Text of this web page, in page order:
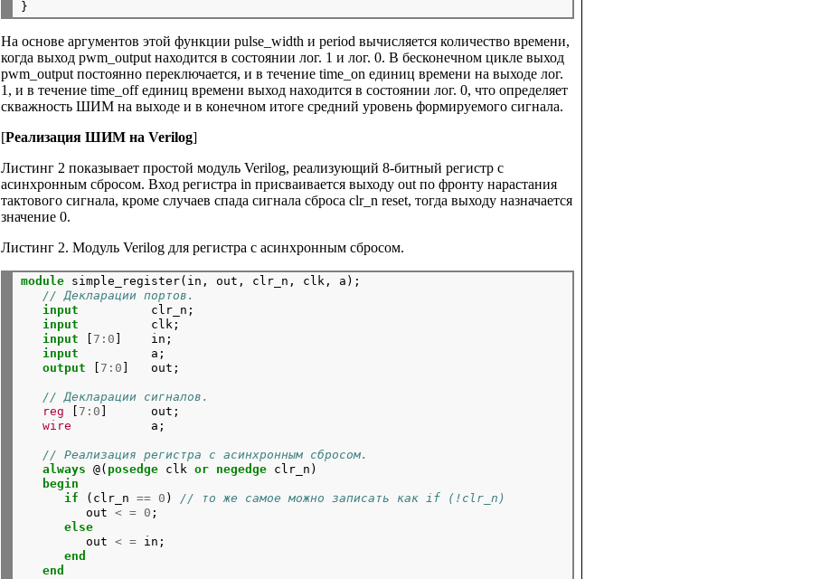
На основе аргументов этой функции pulse_width и period вычисляется количество времени,
когда выход pwm_output находится в состоянии лог. 1 и лог. 0. В бесконечном цикле выход
pwm_output постоянно переключается, и в течение time_on единиц времени на выходе лог.
1, и в течение time_off единиц времени выход находится в состоянии лог. 0, что определяет
скважность ШИМ на выходе и в конечном итоге средний уровень формируемого сигнала.
[Реализация ШИМ на Verilog]
Листинг 2 показывает простой модуль Verilog, реализующий 8-битный регистр с
асинхронным сбросом. Вход регистра in присваивается выходу out по фронту нарастания
тактового сигнала, кроме случаев спада сигнала сброса clr_n reset, тогда выходу назначается
значение 0.
Листинг 2. Модуль Verilog для регистра с асинхронным сбросом.
module simple_register(in, out, clr_n, clk, a);
// Декларации портов.
input
          clr_n;
input
          clk;
input
7:0 ]    in;
input
          a;
output
7:0
// Декларации сигналов.
reg
7:0 ]      out;
wire
// Реализация регистра с асинхронным сбросом.
always @( posedge clk or negedge clr_n)
begin
if (clr_n == 0 ) // то же самое можно записать как if (!clr_n)
         out
< = 0 ;
else
         out
< = in;
end
end